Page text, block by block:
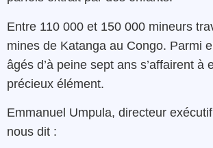
Entre 110 000 et 150 000 mineurs
mines de Katanga au Congo. Parmi
âgés d’à peine sept ans s’affairent à
précieux élément.
Emmanuel Umpula, directeur
nous dit :